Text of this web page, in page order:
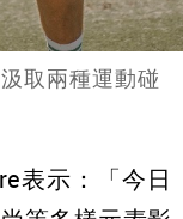
取兩種運動碰
表示：「今日